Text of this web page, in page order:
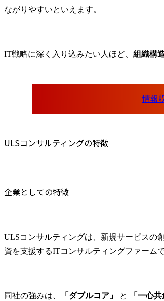
ながりやすいといえます。
IT戦略に深く入り込みたい人ほど、 組織構
ULSコンサルティングの特徴
企業としての特徴
ULSコンサルティングは、新規サービスの
資を支援するITコンサルティングファームで
同社の強みは、 「ダブルコア」 と 「一心共